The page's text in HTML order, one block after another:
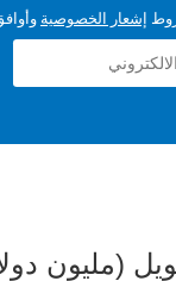
إشعار الخصوصية
(مليون